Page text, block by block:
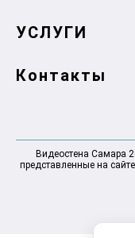
УСЛУГИ
Контакты
Видеостена Самара
представленные на